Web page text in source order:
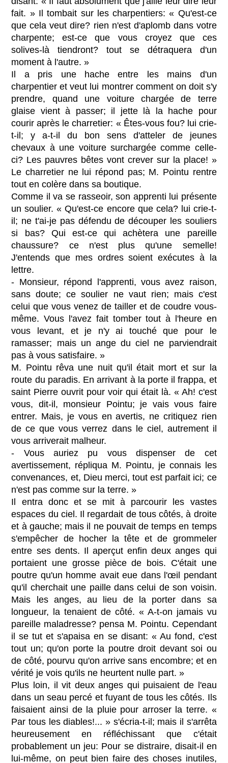
fait. » Il tombait sur les charpentiers: « Qu'est-ce
que cela veut dire? rien n'est d'aplomb dans votre
charpente; est-ce que vous croyez que ces
solives-là tiendront? tout se détraquera d'un
moment à l'autre. »
Il a pris une hache entre les mains d'un
charpentier et veut lui montrer comment on doit s'y
prendre, quand une voiture chargée de terre
glaise vient à passer; il jette là la hache pour
courir après le charretier: « Êtes-vous fou? lui crie-
t-il; y a-t-il du bon sens d'atteler de jeunes
chevaux à une voiture surchargée comme celle-
ci? Les pauvres bêtes vont crever sur la place! »
Le charretier ne lui répond pas; M. Pointu rentre
tout en colère dans sa boutique.
Comme il va se rasseoir, son apprenti lui présente
un soulier. « Qu'est-ce encore que cela? lui crie-t-
il; ne t'ai-je pas défendu de découper les souliers
si bas? Qui est-ce qui achètera une pareille
chaussure? ce n'est plus qu'une semelle!
J'entends que mes ordres soient exécutes à la
lettre.
- Monsieur, répond l'apprenti, vous avez raison,
sans doute; ce soulier ne vaut rien; mais c'est
celui que vous venez de tailler et de coudre vous-
même. Vous l'avez fait tomber tout à l'heure en
vous levant, et je n'y ai touché que pour le
ramasser; mais un ange du ciel ne parviendrait
pas à vous satisfaire. »
M. Pointu rêva une nuit qu'il était mort et sur la
route du paradis. En arrivant à la porte il frappa, et
saint Pierre ouvrit pour voir qui était là. « Ah! c'est
vous, dit-il, monsieur Pointu; je vais vous faire
entrer. Mais, je vous en avertis, ne critiquez rien
de ce que vous verrez dans le ciel, autrement il
vous arriverait malheur.
- Vous auriez pu vous dispenser de cet
avertissement, répliqua M. Pointu, je connais les
convenances, et, Dieu merci, tout est parfait ici; ce
n'est pas comme sur la terre. »
Il entra donc et se mit à parcourir les vastes
espaces du ciel. Il regardait de tous côtés, à droite
et à gauche; mais il ne pouvait de temps en temps
s'empêcher de hocher la tête et de grommeler
entre ses dents. Il aperçut enfin deux anges qui
portaient une grosse pièce de bois. C'était une
poutre qu'un homme avait eue dans l'œil pendant
qu'il cherchait une paille dans celui de son voisin.
Mais les anges, au lieu de la porter dans sa
longueur, la tenaient de côté. « A-t-on jamais vu
pareille maladresse? pensa M. Pointu. Cependant
il se tut et s'apaisa en se disant: « Au fond, c'est
tout un; qu'on porte la poutre droit devant soi ou
de côté, pourvu qu'on arrive sans encombre; et en
vérité je vois qu'ils ne heurtent nulle part. »
Plus loin, il vit deux anges qui puisaient de l'eau
dans un seau percé et fuyant de tous les côtés. Ils
faisaient ainsi de la pluie pour arroser la terre. «
Par tous les diables!... » s'écria-t-il; mais il s'arrêta
heureusement en réfléchissant que c'était
probablement un jeu: Pour se distraire, disait-il en
lui-même, on peut bien faire des choses inutiles,